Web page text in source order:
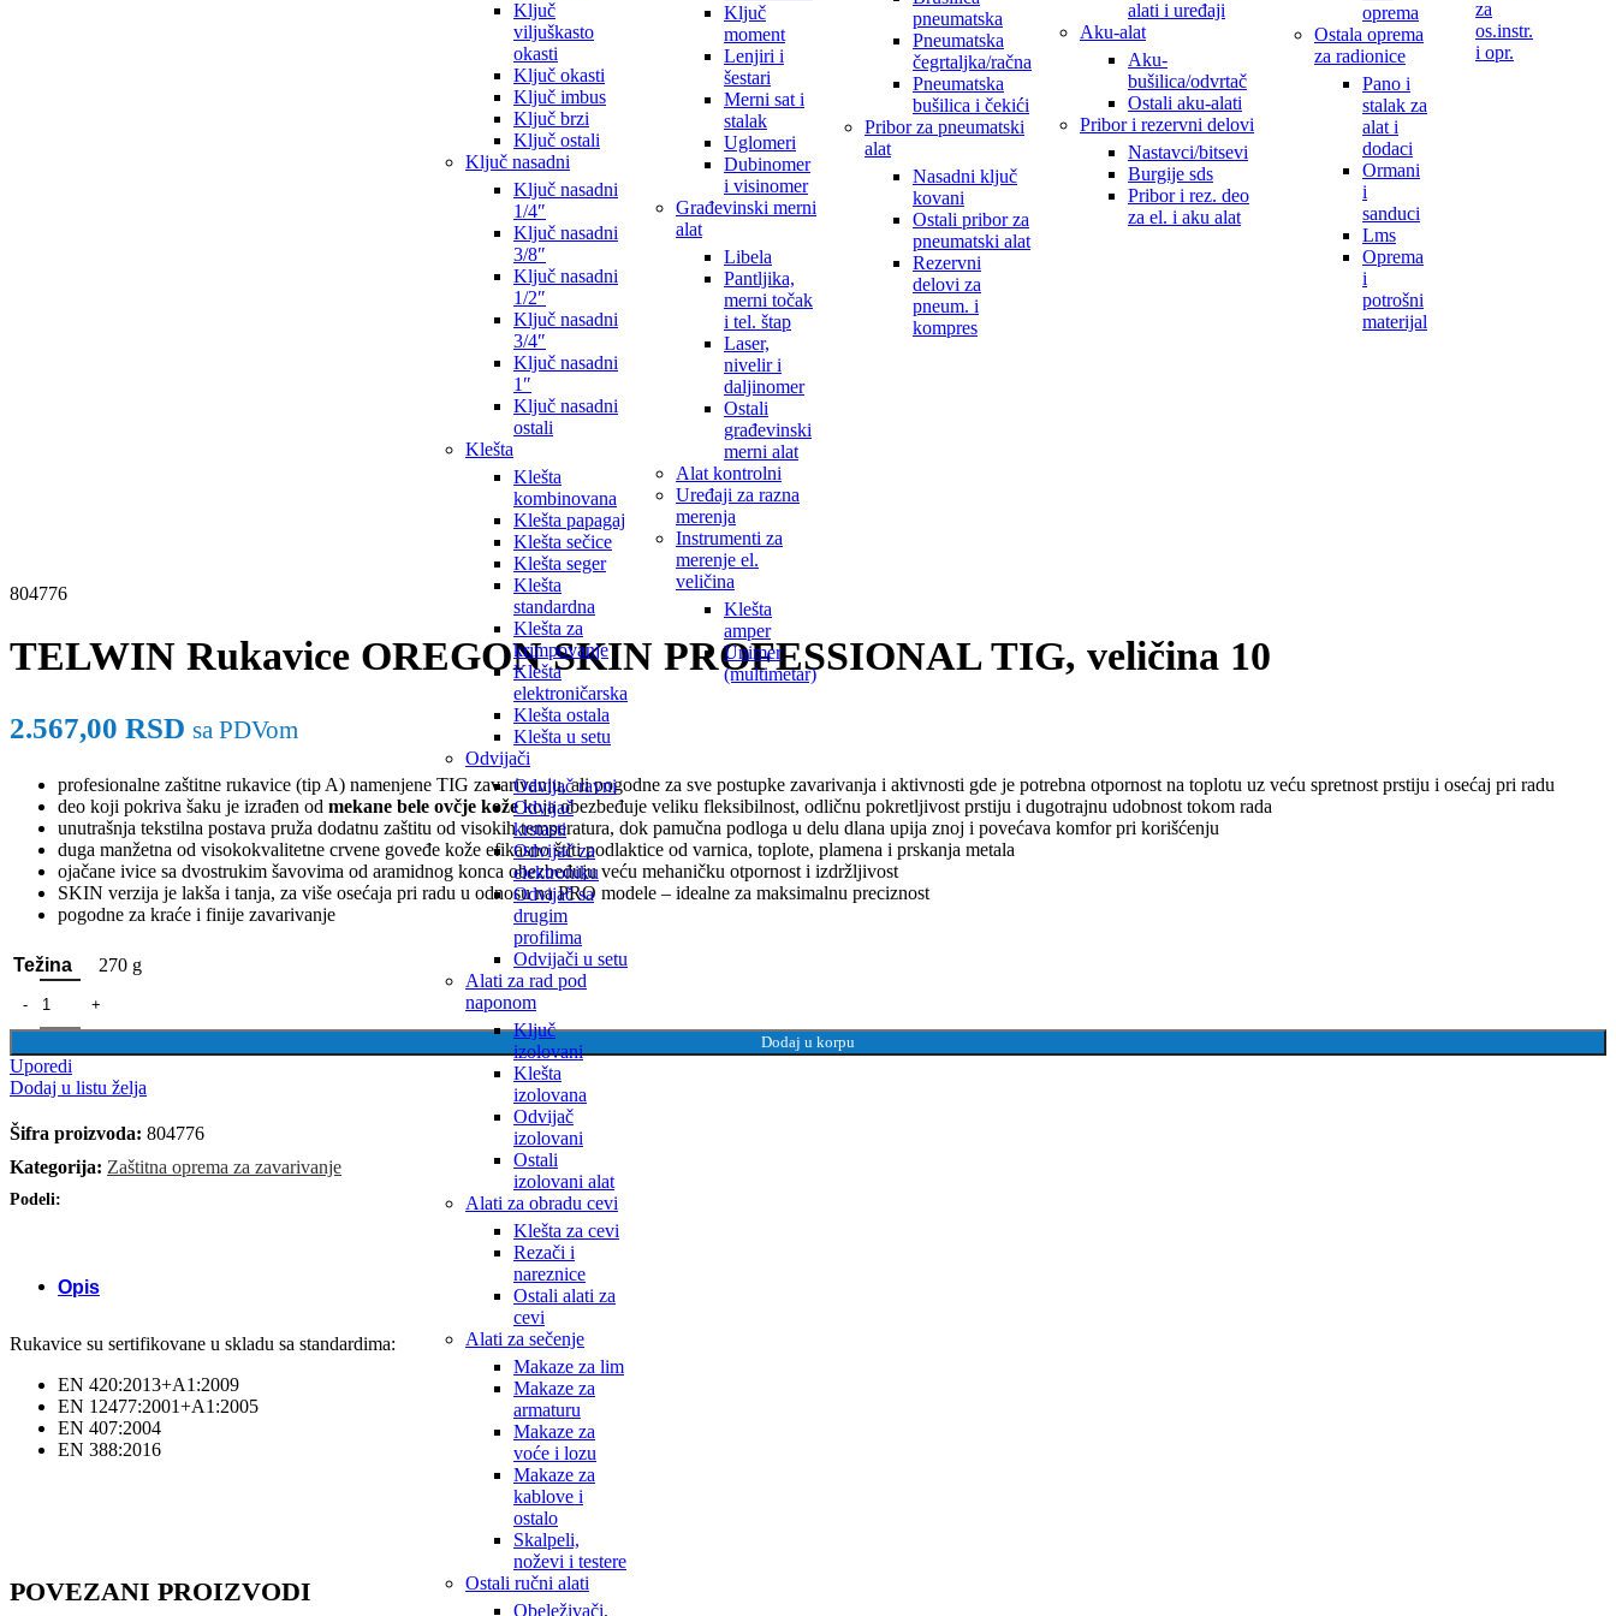
Ključ
viljuškasto
okasti
Ključ okasti
Ključ imbus
Ključ brzi
Ključ ostali
Ključ nasadni
Ključ nasadni
1/4″
Ključ nasadni
3/8″
Ključ nasadni
1/2″
Ključ nasadni
3/4″
Ključ nasadni
1″
Ključ nasadni
ostali
Klešta
Klešta
kombinovana
Klešta papagaj
Klešta sečice
Klešta seger
Klešta
standardna
Klešta za
krimpovanje
Klešta
elektroničarska
Klešta ostala
Klešta u setu
Odvijači
Odvijač ravni
Odvijač
krstasti
Odvijač za
elektroniku
Odvijač sa
drugim
profilima
Odvijači u setu
Alati za rad pod
naponom
Ključ
izolovani
Klešta
izolovana
Odvijač
izolovani
Ostali
izolovani alat
Alati za obradu cevi
Klešta za cevi
Rezači i
nareznice
Ostali alati za
cevi
Alati za sečenje
Makaze za lim
Makaze za
armaturu
Makaze za
voće i lozu
Makaze za
kablove i
ostalo
Skalpeli,
noževi i testere
Ostali ručni alati
Obeleživači,
Ključ
moment
Lenjiri i
šestari
Merni sat i
stalak
Uglomeri
Dubinomer
i visinomer
Građevinski merni
alat
Libela
Pantljika,
merni točak
i tel. štap
Laser,
nivelir i
daljinomer
Ostali
građevinski
merni alat
Alat kontrolni
Uređaji za razna
merenja
Instrumenti za
merenje el.
veličina
Klešta
amper
Unimer
(multimetar)
pneumatska
Pneumatska
čegrtaljka/račna
Pneumatska
bušilica i čekići
Pribor za pneumatski
alat
Nasadni ključ
kovani
Ostali pribor za
pneumatski alat
Rezervni
delovi za
pneum. i
kompres
alati i uređaji
Aku-alat
Aku-
bušilica/odvrtač
Ostali aku-alati
Pribor i rezervni delovi
Nastavci/bitsevi
Burgije sds
Pribor i rez. deo
za el. i aku alat
oprema
Ostala oprema
za radionice
Pano i
stalak za
alat i
dodaci
Ormani
i
sanduci
Lms
Oprema
i
potrošni
materijal
za
os.instr.
i opr.
804776
TELWIN Rukavice OREGON SKIN PROFESSIONAL TIG, veličina 10
2.567,00 RSD sa PDVom
profesionalne zaštitne rukavice (tip A) namenjene TIG zavarivanju, ali pogodne za sve postupke zavarivanja i aktivnosti gde je potrebna otpornost na toplotu uz veću spretnost prstiju i osećaj pri radu
deo koji pokriva šaku je izrađen od mekane bele ovčje kožekoja obezbeđuje veliku fleksibilnost, odličnu pokretljivost prstiju i dugotrajnu udobnost tokom rada
unutrašnja tekstilna postava pruža dodatnu zaštitu od visokih temperatura, dok pamučna podloga u delu dlana upija znoj i povećava komfor pri korišćenju
duga manžetna od visokokvalitetne crvene goveđe kože efikasno štiti podlaktice od varnica, toplote, plamena i prskanja metala
ojačane ivice sa dvostrukim šavovima od aramidnog konca obezbeđuju veću mehaničku otpornost i izdržljivost
SKIN verzija je lakša i tanja, za više osećaja pri radu u odnosu na PRO modele – idealne za maksimalnu preciznost
pogodne za kraće i finije zavarivanje
Težina 270 g
Dodaj u korpu
Uporedi
Dodaj u listu želja
Šifra proizvoda: 804776
Kategorija: Zaštitna oprema za zavarivanje
Podeli:
Opis
Rukavice su sertifikovane u skladu sa standardima:
EN 420:2013+A1:2009
EN 12477:2001+A1:2005
EN 407:2004
EN 388:2016
POVEZANI PROIZVODI